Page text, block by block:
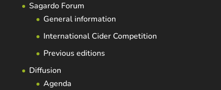
Sagardo Forum
General information
International Cider Competition
Previous editions
Diffusion
Agenda